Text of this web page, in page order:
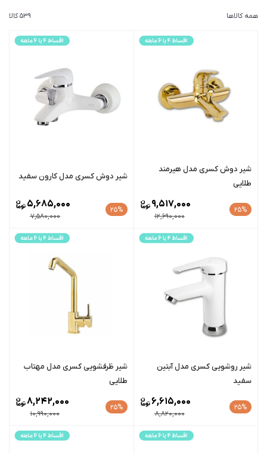
539 کالا همه کالاها
شیر دوش کسری مدل هیرمند
طلایی
25%
12,690,000
9,517,000
شیر دوش کسری مدل کارون سفید
25%
7,580,000
5,685,000
شیر روشویی کسری مدل آبتین
سفید
25%
8,820,000
6,615,000
شیر ظرفشویی کسری مدل مهتاب
طلایی
25%
10,990,000
8,242,000